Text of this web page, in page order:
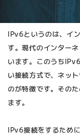
IPv6というのは、イ
す。現代のインター
います。このうち
い接続方式で、ネッ
のが特徴です。その
ます。
IPv6接続をするため